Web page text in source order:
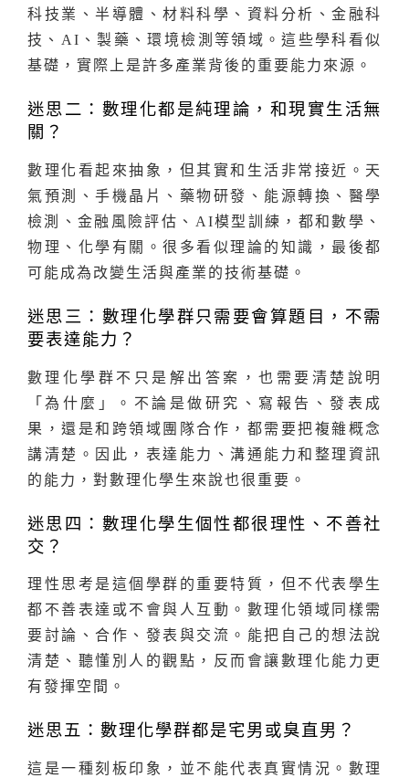
科技業、半導體、材料科學、資料分析、金融科
技、AI、製藥、環境檢測等領域。這些學科看似
基礎，實際上是許多產業背後的重要能力來源。
迷思二：數理化都是純理論，和現實生活無
關？
數理化看起來抽象，但其實和生活非常接近。天
氣預測、手機晶片、藥物研發、能源轉換、醫學
檢測、金融風險評估、AI模型訓練，都和數學、
物理、化學有關。很多看似理論的知識，最後都
可能成為改變生活與產業的技術基礎。
迷思三：數理化學群只需要會算題目，不需
要表達能力？
數理化學群不只是解出答案，也需要清楚說明
「為什麼」。不論是做研究、寫報告、發表成
果，還是和跨領域團隊合作，都需要把複雜概念
講清楚。因此，表達能力、溝通能力和整理資訊
的能力，對數理化學生來說也很重要。
迷思四：數理化學生個性都很理性、不善社
交？
理性思考是這個學群的重要特質，但不代表學生
都不善表達或不會與人互動。數理化領域同樣需
要討論、合作、發表與交流。能把自己的想法說
清楚、聽懂別人的觀點，反而會讓數理化能力更
有發揮空間。
迷思五：數理化學群都是宅男或臭直男？
這是一種刻板印象，並不能代表真實情況。數理